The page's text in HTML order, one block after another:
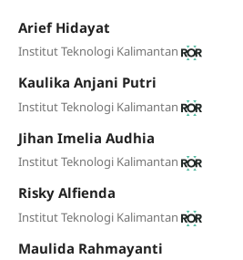
Arief Hidayat
Institut Teknologi Kalimantan
Kaulika Anjani Putri
Institut Teknologi Kalimantan
Jihan Imelia Audhia
Institut Teknologi Kalimantan
Risky Alfienda
Institut Teknologi Kalimantan
Maulida Rahmayanti